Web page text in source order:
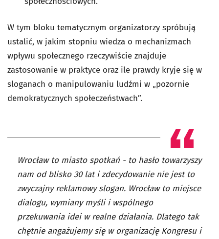
W tym bloku tematycznym organizatorzy spróbują
ustalić, w jakim stopniu wiedza o mechanizmach
wpływu społecznego rzeczywiście znajduje
zastosowanie w praktyce oraz ile prawdy kryje się w
sloganach o manipulowaniu ludźmi w „pozornie
demokratycznych społeczeństwach”.
Wrocław to miasto spotkań - to hasło towarzyszy
nam od blisko 30 lat i zdecydowanie nie jest to
zwyczajny reklamowy slogan. Wrocław to miejsce
dialogu, wymiany myśli i wspólnego
przekuwania idei w realne działania. Dlatego tak
chętnie angażujemy się w organizację Kongresu i